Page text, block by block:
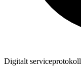
Digitalt serviceprotokoll